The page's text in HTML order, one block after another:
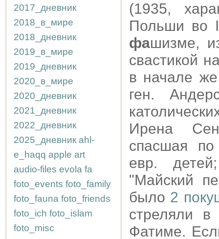
2017_дневник
2018_в_мире
2018_дневник
2019_в_мире
2019_дневник
2020_в_мире
2020_дневник
2021_дневник
2022_дневник
2025_дневник ahl-
e_haqq apple art
audio-files evola fa
foto_events foto_family
foto_fauna foto_friends
foto_ich foto_islam
foto_misc
(1935,
Польши во
фашизме,
свастикой
в начале
ген.
Ирена
спасшая
евр.
"Майский
было 2
стреляли
Фатиме.